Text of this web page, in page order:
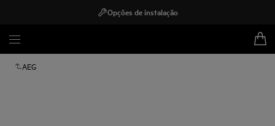
Opções de instalação
AEG